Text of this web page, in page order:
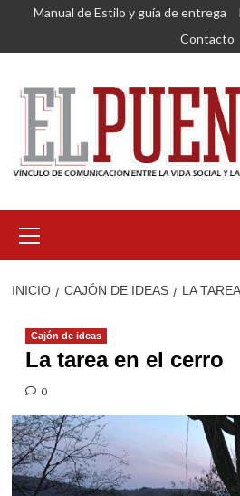
Saltar
contenido
Manual de Estilo y guía de entrega
Contacto
primario
INICIO CAJÓN DE IDEAS LA
Cajón de ideas
La tarea en el cerro
0